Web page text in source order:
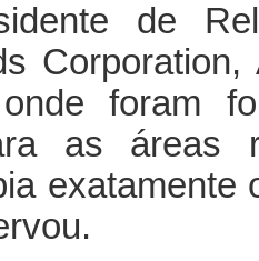
de
foram
as áreas
exatamente